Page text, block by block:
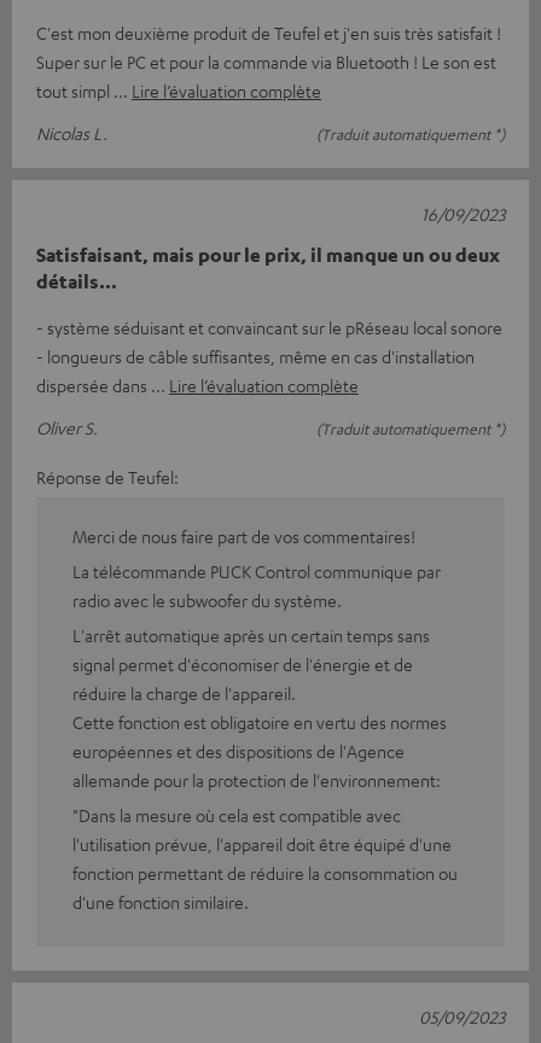
C'est mon deuxième produit de Teufel et j'en suis très satisfait !
Super sur le PC et pour la commande via Bluetooth ! Le son est
tout simpl
Lire l’évaluation complète
Nicolas L.
(Traduit automatiquement *)
Satisfaisant, mais pour le prix, il manque un ou deux
détails...
- système séduisant et convaincant sur le pRéseau local sonore
- longueurs de câble suffisantes, même en cas d'installation
dispersée dans
Lire l’évaluation complète
Oliver S.
(Traduit automatiquement *)
16/09/2023
Réponse de Teufel:
Merci de nous faire part de vos commentaires!
La télécommande PUCK Control communique par
radio avec le subwoofer du système.
L'arrêt automatique après un certain temps sans
signal permet d'économiser de l'énergie et de
réduire la charge de l'appareil.
Cette fonction est obligatoire en vertu des normes
européennes et des dispositions de l'Agence
allemande pour la protection de l'environnement:
"Dans la mesure où cela est compatible avec
l'utilisation prévue, l'appareil doit être équipé d'une
fonction permettant de réduire la consommation ou
d'une fonction similaire.
05/09/2023